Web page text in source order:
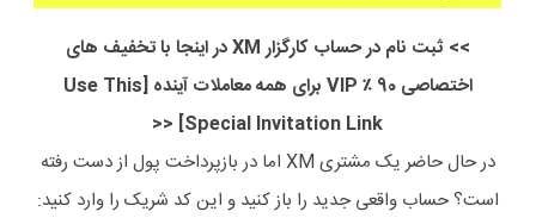
>> ثبت نام در حساب کارگزار XM در اینجا با تخفیف های
اختصاصی 90 ٪ VIP برای همه معاملات آینده [Use This
Special Invitation Link] <<
در حال حاضر یک مشتری XM اما در بازپرداخت پول از دست رفته
است؟ حساب واقعی جدید را باز کنید و این کد شریک را وارد کنید: